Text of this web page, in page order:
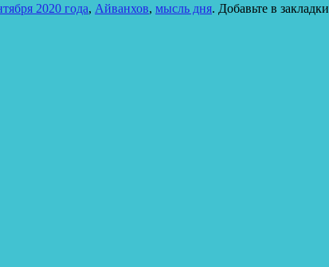
2020 года, Айванхов, мысль дня. Добавьте в закладки